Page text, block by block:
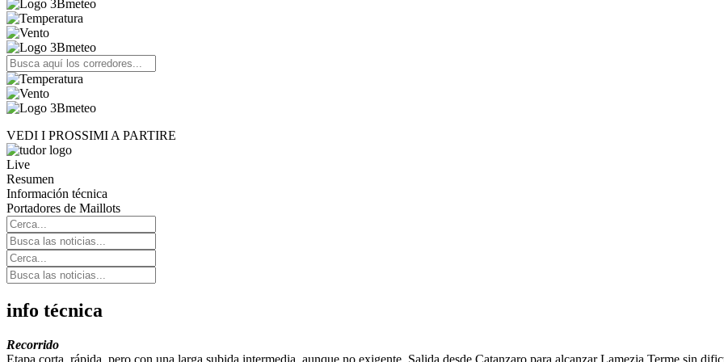
VEDI I PROSSIMI A PARTIRE
Live
Resumen
Información técnica
Portadores de Maillots
info técnica
Recorrido
Etapa corta, rápida, pero con una larga subida intermedia, aunque no exigente. Salida desde Catanzaro para alcanzar Lamezia Terme sin